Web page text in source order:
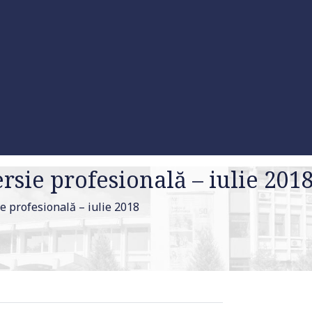
profesională – iulie
profesională – iulie 2018